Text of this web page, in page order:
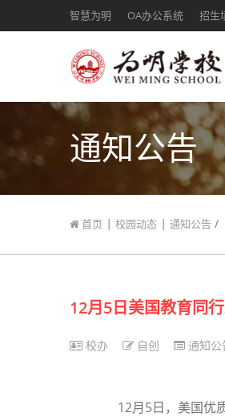
智慧为明 OA办公系统 招生
通知公告
首页 | 校园动态 | 通知公告 /
12月5日美国教育同
校办 自创 通知公
12月5日，美国优质